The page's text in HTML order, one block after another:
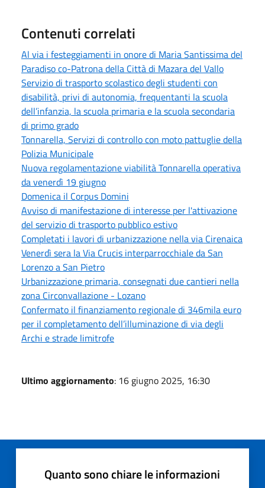
Contenuti correlati
Al via i festeggiamenti in onore di Maria Santissima del
Paradiso co-Patrona della Città di Mazara del Vallo
Servizio di trasporto scolastico degli studenti con
disabilità, privi di autonomia, frequentanti la scuola
dell’infanzia, la scuola primaria e la scuola secondaria
di primo grado
Tonnarella, Servizi di controllo con moto pattuglie della
Polizia Municipale
Nuova regolamentazione viabilità Tonnarella operativa
da venerdì 19 giugno
Domenica il Corpus Domini
Avviso di manifestazione di interesse per l'attivazione
del servizio di trasporto pubblico estivo
Completati i lavori di urbanizzazione nella via Cirenaica
Venerdì sera la Via Crucis interparrocchiale da San
Lorenzo a San Pietro
Urbanizzazione primaria, consegnati due cantieri nella
zona Circonvallazione - Lozano
Confermato il finanziamento regionale di 346mila euro
per il completamento dell’illuminazione di via degli
Archi e strade limitrofe
Ultimo aggiornamento: 16 giugno 2025, 16:30
Quanto sono chiare le informazioni